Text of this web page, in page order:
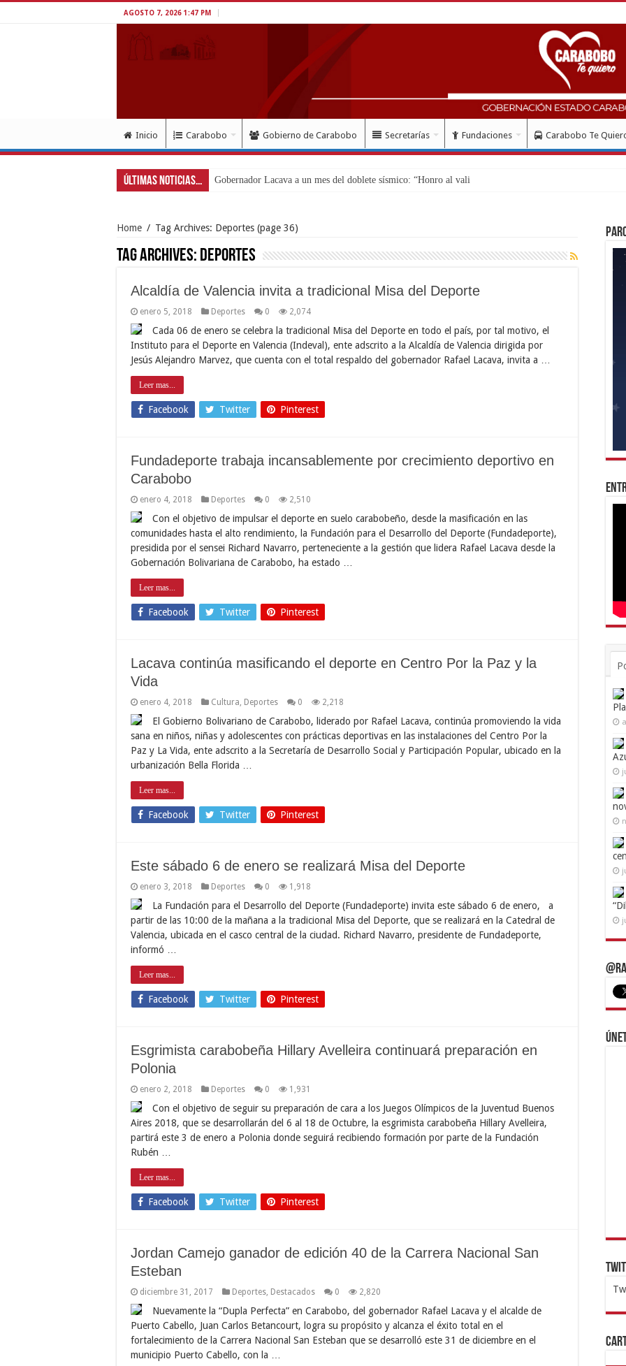
AGOSTO 7, 2026 1:47 PM
Inicio Carabobo Gobierno de Carabobo Secretarías Fundaciones Carabobo Te
Últimas Noticias... Gobernador Lacava a un mes del doblete sísmico: “Honro al valiente y solidario pueb
Home / Tag Archives: Deportes (page 36)
Tag Archives: Deportes
Alcaldía de Valencia invita a tradicional Misa del Deporte
enero 5, 2018 Deportes 0 2,074
Cada 06 de enero se celebra la tradicional Misa del Deporte en todo el país, por tal motivo, el
Instituto para el Deporte en Valencia (Indeval), ente adscrito a la Alcaldía de Valencia dirigida por
Jesús Alejandro Marvez, que cuenta con el total respaldo del gobernador Rafael Lacava, invita a …
Leer mas...
Facebook Twitter Pinterest
Fundadeporte trabaja incansablemente por crecimiento deportivo en
Carabobo
enero 4, 2018 Deportes 0 2,510
Con el objetivo de impulsar el deporte en suelo carabobeño, desde la masificación en las
comunidades hasta el alto rendimiento, la Fundación para el Desarrollo del Deporte (Fundadeporte),
presidida por el sensei Richard Navarro, perteneciente a la gestión que lidera Rafael Lacava desde la
Gobernación Bolivariana de Carabobo, ha estado …
Leer mas...
Facebook Twitter Pinterest
Lacava continúa masificando el deporte en Centro Por la Paz y la
Vida
enero 4, 2018 Cultura Deportes 0 2,218
El Gobierno Bolivariano de Carabobo, liderado por Rafael Lacava, continúa promoviendo la vida
sana en niños, niñas y adolescentes con prácticas deportivas en las instalaciones del Centro Por la
Paz y La Vida, ente adscrito a la Secretaría de Desarrollo Social y Participación Popular, ubicado en la
urbanización Bella Florida …
Leer mas...
Facebook Twitter Pinterest
Este sábado 6 de enero se realizará Misa del Deporte
enero 3, 2018 Deportes 0 1,918
La Fundación para el Desarrollo del Deporte (Fundadeporte) invita este sábado 6 de enero, a
partir de las 10:00 de la mañana a la tradicional Misa del Deporte, que se realizará en la Catedral de
Valencia, ubicada en el casco central de la ciudad. Richard Navarro, presidente de Fundadeporte,
informó …
Leer mas...
Facebook Twitter Pinterest
Esgrimista carabobeña Hillary Avelleira continuará preparación en
Polonia
enero 2, 2018 Deportes 0 1,931
Con el objetivo de seguir su preparación de cara a los Juegos Olímpicos de la Juventud Buenos
Aires 2018, que se desarrollarán del 6 al 18 de Octubre, la esgrimista carabobeña Hillary Avelleira,
partirá este 3 de enero a Polonia donde seguirá recibiendo formación por parte de la Fundación
Rubén …
Leer mas...
Facebook Twitter Pinterest
Jordan Camejo ganador de edición 40 de la Carrera Nacional San
Esteban
diciembre 31, 2017 Deportes Destacados 0 2,820
Nuevamente la “Dupla Perfecta” en Carabobo, del gobernador Rafael Lacava y el alcalde de
Puerto Cabello, Juan Carlos Betancourt, logra su propósito y alcanza el éxito total en el
fortalecimiento de la Carrera Nacional San Esteban que se desarrolló este 31 de diciembre en el
municipio Puerto Cabello, con la …